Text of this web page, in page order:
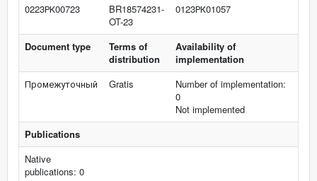
0223РК00723
BR18574231-
OT-23
0123РК01057
Document type
Terms of
distribution
Availability of
implementation
Промежуточный
Gratis
Number of implementation:
0
Not implemented
Publications
Native
publications: 0